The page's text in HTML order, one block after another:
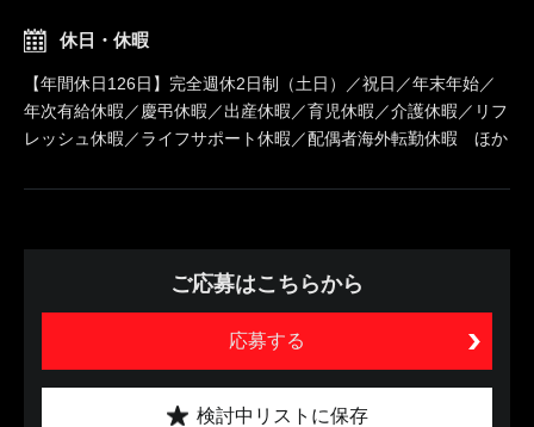
休日・休暇
【年間休日126日】完全週休2日制（土日）／祝日／年末年始／
年次有給休暇／慶弔休暇／出産休暇／育児休暇／介護休暇／リフ
レッシュ休暇／ライフサポート休暇／配偶者海外転勤休暇 ほか
ご応募はこちらから
応募する
検討中リストに保存